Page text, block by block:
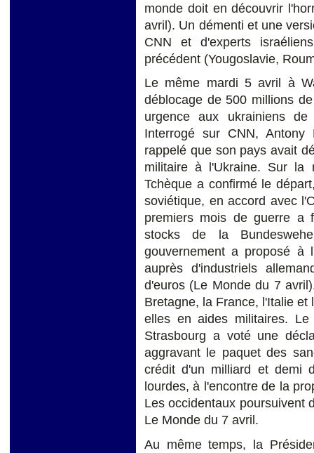
monde doit en découvrir
avril). Un démenti et une
CNN et d'experts
précédent (Yougoslavie,
Le même mardi 5 avril à
déblocage de 500 millions
urgence aux ukrainiens de
Interrogé sur CNN, Antony
rappelé que son pays avait
militaire à l'Ukraine. Sur la
Tchèque a confirmé le
soviétique, en accord avec
premiers mois de guerre a
stocks de la
gouvernement a proposé à
auprès d'industriels
d'euros (Le Monde du 7
Bretagne, la France, l'Italie
elles en aides militaires.
Strasbourg a voté une
aggravant le paquet des
crédit d'un milliard et demi
lourdes, à l'encontre de la
Les occidentaux poursuivent
Le Monde du 7 avril.
Au même temps, la